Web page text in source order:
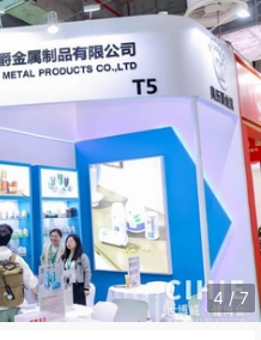
4 /7